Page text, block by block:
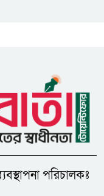
সাইফুল ইসলাম
পরিচালকঃ